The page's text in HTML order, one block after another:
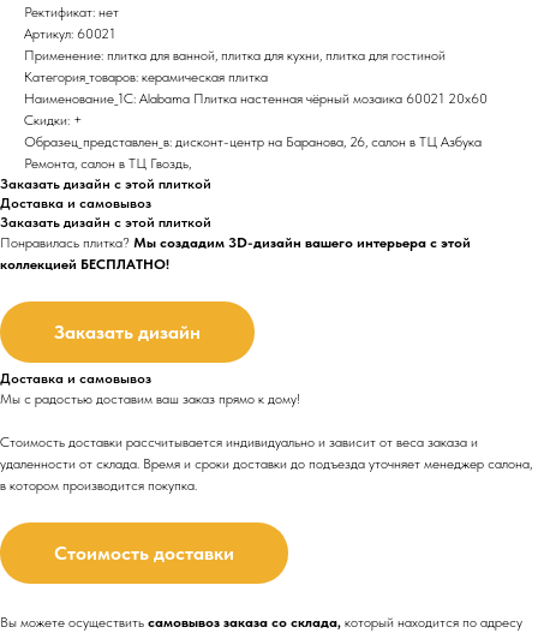
Ректификат: нет
Артикул: 60021
Применение: плитка для ванной, плитка для кухни, плитка для гостиной
Категория_товаров: керамическая плитка
Наименование_1С: Alabama Плитка настенная чёрный мозаика 60021 20х60
Скидки: +
Образец_представлен_в: дисконт-центр на Баранова, 26, салон в ТЦ Азбука
Ремонта, салон в ТЦ Гвоздь,
Заказать дизайн с этой плиткой
Доставка и самовывоз
Заказать дизайн с этой плиткой
Понравилась плитка? Мы создадим 3D-дизайн вашего интерьера с этой
коллекцией БЕСПЛАТНО!
Заказать дизайн
Доставка и самовывоз
Мы с радостью доставим ваш заказ прямо к дому!
Стоимость доставки рассчитывается индивидуально и зависит от веса заказа и
удаленности от склада. Время и сроки доставки до подъезда уточняет менеджер салона,
в котором производится покупка.
Стоимость доставки
Вы можете осуществить самовывоз заказа со склада, который находится по адресу